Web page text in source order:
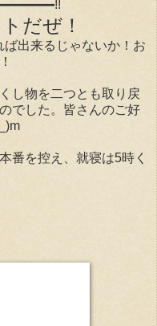
だぜ！
出来るじゃないか！お
し物を二つとも取り戻
でした。皆さんのご好
番を控え、就寝は5時く